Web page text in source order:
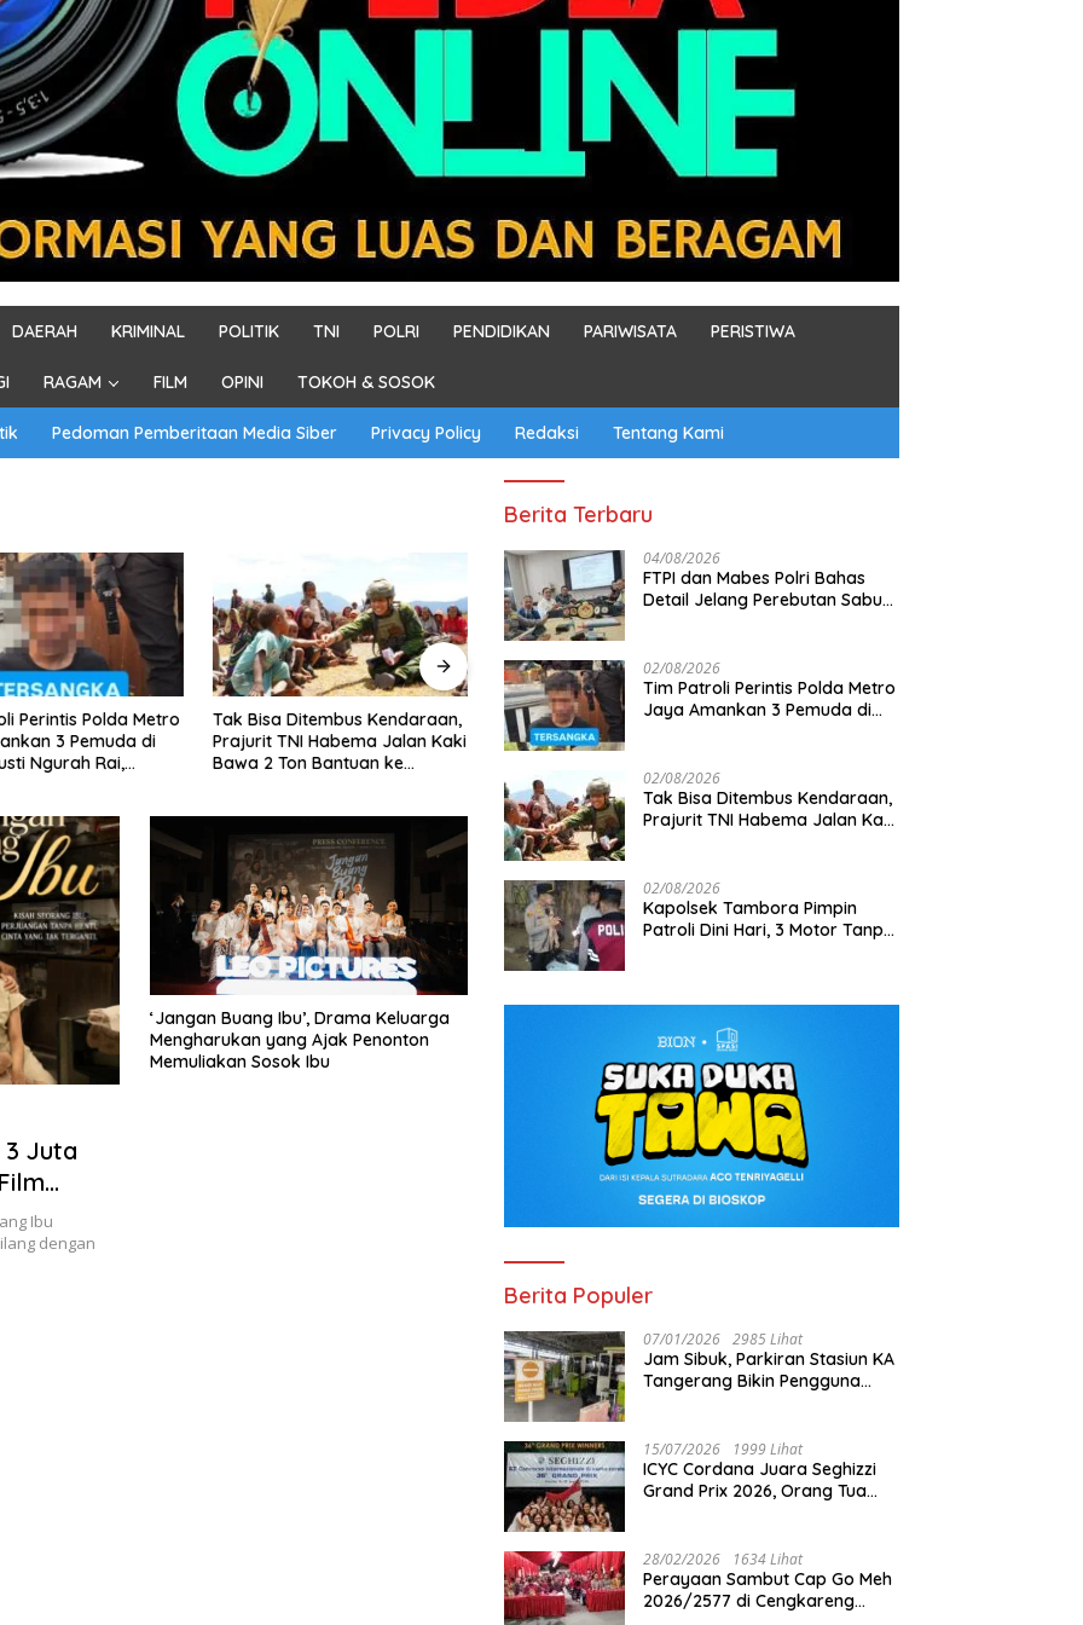
DAERAH KRIMINAL POLITIK TNI POLRI PENDIDIKAN PARIWISATA PERISTIWA
RAGAM FILM OPINI TOKOH & SOSOK
Pedoman Pemberitaan Media Siber Privacy Policy Redaksi Tentang Kami
Kendaraan,
Habema Jalan Kaki
Bantuan ke
Kapolsek Tambora Pimpin
Patroli Dini Hari, 3 Motor Tanpa
Surat Diamankan
Jelang Aston Villa Pre-Season
Tour Indonesia, 1.105 Personel
Gagalkan Penyelundupan 7,9
3 Juta
Ibu
dengan
‘Jangan Buang Ibu’, Drama Keluarga
Mengharukan yang Ajak Penonton
Memuliakan Sosok Ibu
Berita Terbaru
04/08/2026
FTPI dan Mabes Polri Bahas
Detail Jelang Perebutan Sabuk
02/08/2026
Tim Patroli Perintis Polda Metro
Jaya Amankan 3 Pemuda di
Jalanan
02/08/2026
Tak Bisa Ditembus Kendaraan,
Prajurit TNI Habema Jalan Kaki
02/08/2026
Kapolsek Tambora Pimpin
Patroli Dini Hari, 3 Motor Tanpa
Berita Populer
07/01/2026 2985 Lihat
Jam Sibuk, Parkiran Stasiun KA
Tangerang Bikin Pengguna
15/07/2026 1999 Lihat
ICYC Cordana Juara Seghizzi
Grand Prix 2026, Orang Tua
Indonesia
28/02/2026 1634 Lihat
Perayaan Sambut Cap Go Meh
2026/2577 di Cengkareng